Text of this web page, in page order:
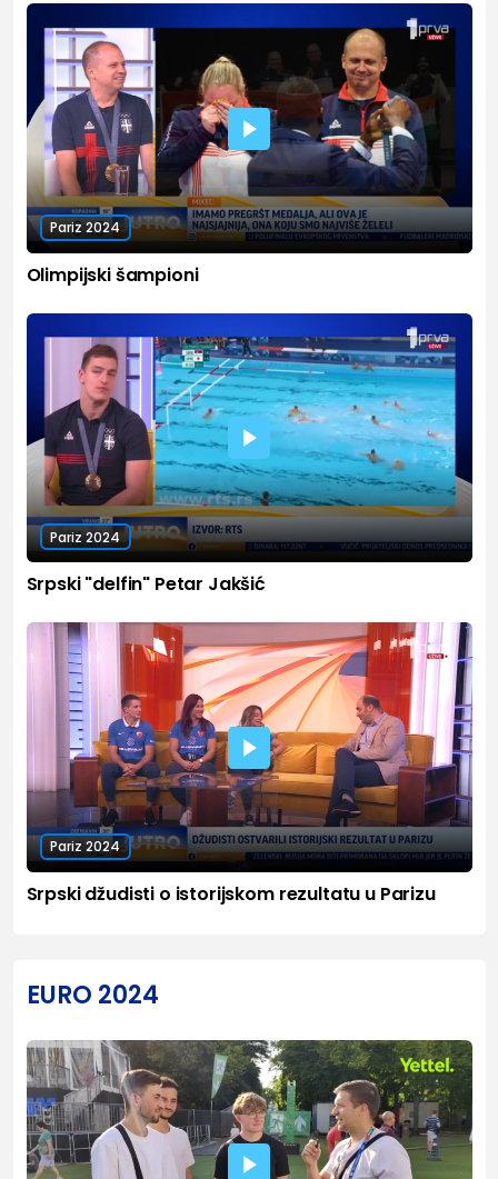
Pariz 2024
Olimpijski šampioni
Pariz 2024
Srpski "delfin" Petar Jakšić
Pariz 2024
Srpski džudisti o istorijskom rezultatu u Parizu
EURO 2024